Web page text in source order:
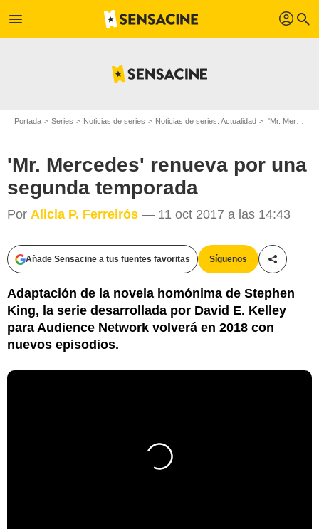
menu profil search
Portada Series Noticias de series Noticias de series: Actualidad 'Mr. Mercedes' renueva por una segunda temporada
'Mr. Mercedes' renueva por una
segunda temporada
Por Alicia P. Ferreirós — 11 oct 2017 a las 14:43
Añade Sensacine a tus fuentes favoritas Síguenos
Adaptación de la novela homónima de Stephen
King, la serie desarrollada por David E. Kelley
para Audience Network volverá en 2018 con
nuevos episodios.